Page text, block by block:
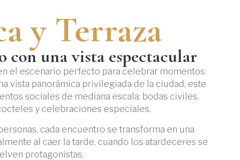
y Terraza
con una vista espectacular
el escenario perfecto para celebrar momentos
vista panorámica privilegiada de la ciudad, este
sociales de mediana escala: bodas civiles,
y celebraciones especiales.
cada encuentro se transforma en una
al caer la tarde, cuando los atardeceres se
protagonistas.